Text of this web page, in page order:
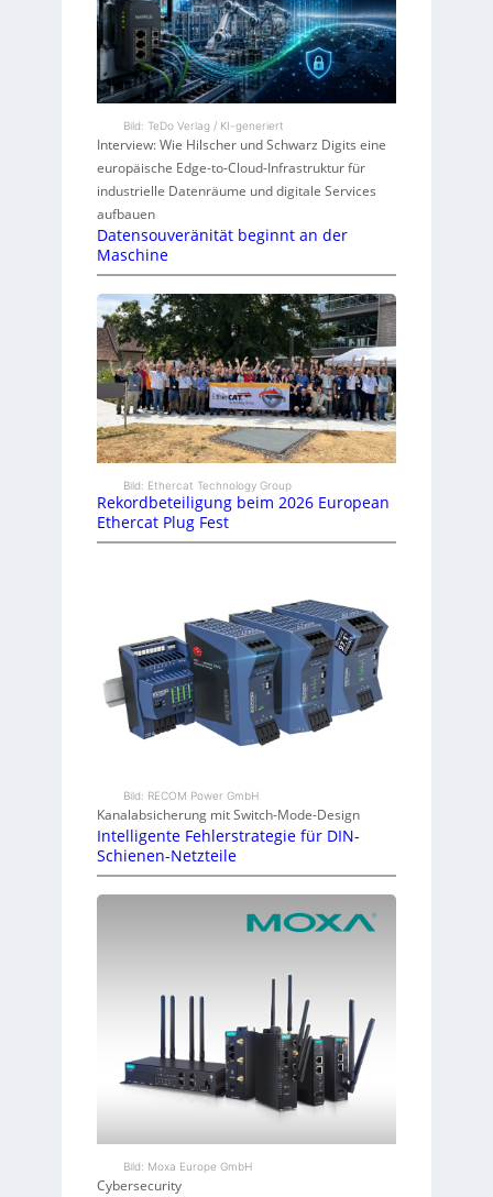
Bild: TeDo Verlag / KI-generiert
Interview: Wie Hilscher und Schwarz Digits eine
europäische Edge-to-Cloud-Infrastruktur für
industrielle Datenräume und digitale Services
aufbauen
Datensouveränität beginnt an der
Maschine
Bild: Ethercat Technology Group
Rekordbeteiligung beim 2026 European
Ethercat Plug Fest
Bild: RECOM Power GmbH
Kanalabsicherung mit Switch-Mode-Design
Intelligente Fehlerstrategie für DIN-
Schienen-Netzteile
Bild: Moxa Europe GmbH
Cybersecurity